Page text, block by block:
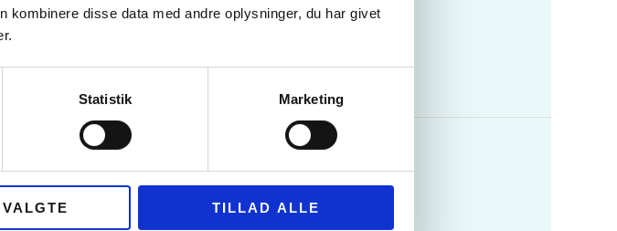
kombinere disse data med andre oplysninger, du har givet
Statistik Marketing
TILLAD ALLE